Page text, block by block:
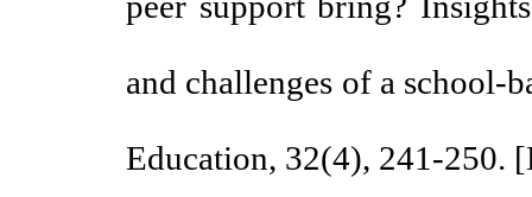
and challenges of a